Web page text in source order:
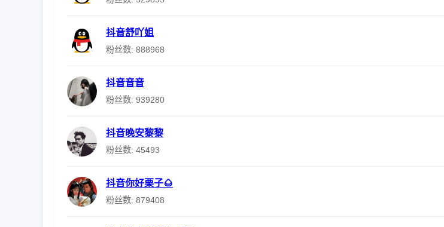
抖音舒吖姐
粉丝数: 888968
抖音音音
粉丝数: 939280
抖音晚安黎黎
粉丝数: 45493
抖音你好栗子🌰
粉丝数: 879408